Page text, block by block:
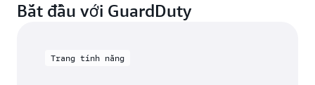
Bắt đầu với GuardDuty
Trang tính năng